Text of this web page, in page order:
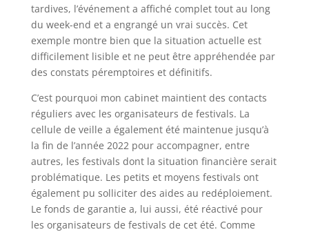
tardives, l’événement a affiché complet tout au long
du week-end et a engrangé un vrai succès. Cet
exemple montre bien que la situation actuelle est
difficilement lisible et ne peut être appréhendée par
des constats péremptoires et définitifs.
C’est pourquoi mon cabinet maintient des contacts
réguliers avec les organisateurs de festivals. La
cellule de veille a également été maintenue jusqu’à
la fin de l’année 2022 pour accompagner, entre
autres, les festivals dont la situation financière serait
problématique. Les petits et moyens festivals ont
également pu solliciter des aides au redéploiement.
Le fonds de garantie a, lui aussi, été réactivé pour
les organisateurs de festivals de cet été. Comme